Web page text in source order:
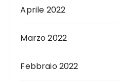
Aprile 2022
Marzo 2022
Febbraio 2022